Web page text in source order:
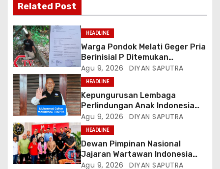
Related Post
HEADLINE
Warga Pondok Melati Geger Pria
Berinisial P Ditemukan
Meninggal Diduga Akibat
Tekanan Hutang
Agu 9, 2026 DIYAN SAPUTRA
HEADLINE
Kepungurusan Lembaga
Perlindungan Anak Indonesia
(LPAI) Periode 2026-2031
Terbentuk, Wakil Kordinator
Nasional Tim Reaksi Cepat
Perlindungan Perempuan Anak
(Wakornas TRCPPA) Muhammad
Agu 9, 2026 DIYAN SAPUTRA
HEADLINE
Dewan Pimpinan Nasional
Jajaran Wartawan Indonesia
(DPN-JWI) Menggelar Rapat
Agu 9, 2026 DIYAN SAPUTRA